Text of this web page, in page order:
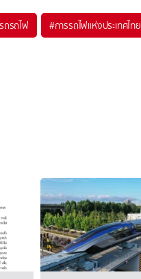
ถรถไฟ #การรถไฟแห่งประเทศไทย